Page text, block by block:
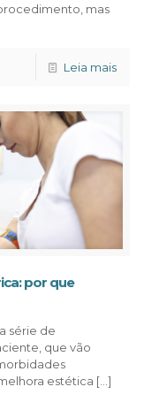
mas
Leia mais
por que
série de
que vão
estética […]